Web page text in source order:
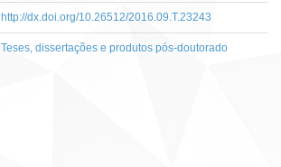
http://dx.doi.org/10.26512/2016.09.T.23243
Teses, dissertações e produtos pós-doutorado